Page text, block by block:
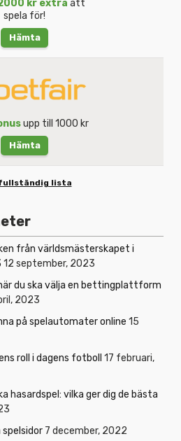
kr extra att
spela för!
Hämta
upp till 1000 kr
Hämta
lista
från världsmästerskapet i
12 september, 2023
du ska välja en bettingplattform
2023
på spelautomater online 15
roll i dagens fotboll 17 februari,
hasardspel: vilka ger dig de bästa
7 december, 2022